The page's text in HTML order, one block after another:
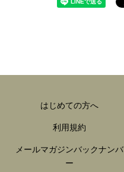
はじめての方へ
利用規約
メールマガジンバックナンバ
ー